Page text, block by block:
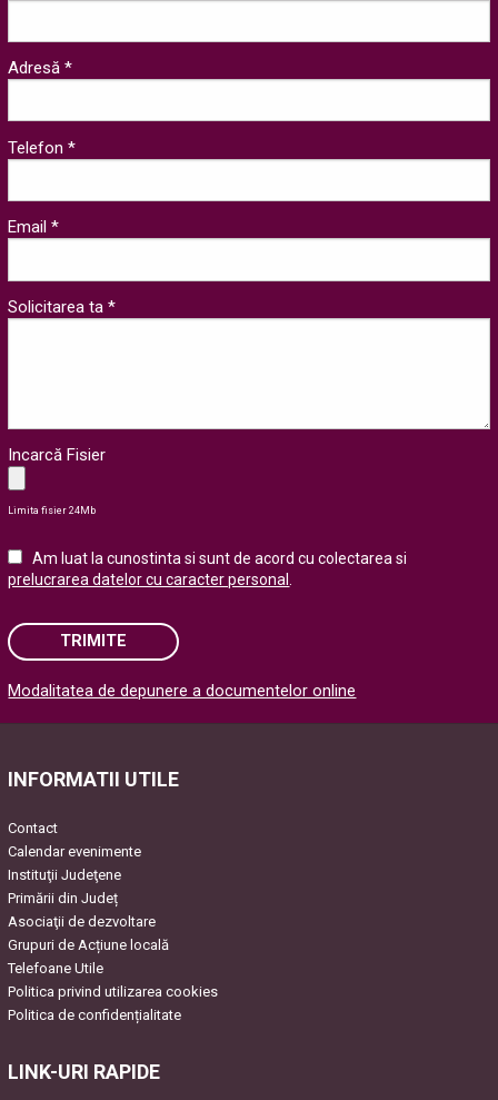
Adresă *
Telefon *
Email *
Solicitarea ta *
Incarcă Fisier
Limita fisier 24Mb
Am luat la cunostinta si sunt de acord cu colectarea si
prelucrarea datelor cu caracter personal
TRIMITE
Please leave this field empty.
Modalitatea de depunere a documentelor online
INFORMATII UTILE
Contact
Calendar evenimente
Instituţii Judeţene
Primării din Județ
Asociaţii de dezvoltare
Grupuri de Acțiune locală
Telefoane Utile
Politica privind utilizarea cookies
Politica de confidențialitate
LINK-URI RAPIDE